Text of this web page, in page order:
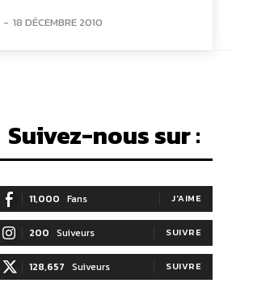
- 18 DÉCEMBRE 2010
Suivez-nous sur :
11,000 Fans J'AIME
200 Suiveurs SUIVRE
128,657 Suiveurs SUIVRE